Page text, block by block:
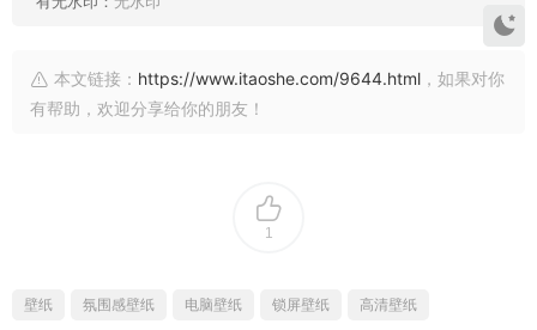
本文链接： https://www.itaoshe.com/9644.html ，如果对你
有帮助，欢迎分享给你的朋友！
1
壁纸 氛围感壁纸 电脑壁纸 锁屏壁纸 高清壁纸